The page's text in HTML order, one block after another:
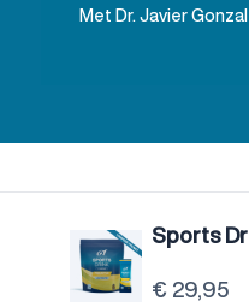
Met Dr. Javier
Sports
€ 29,95